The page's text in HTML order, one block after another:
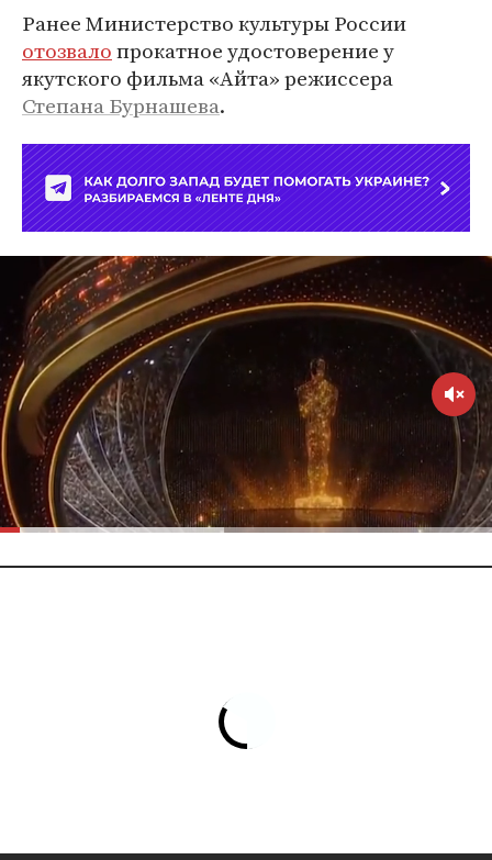
Ранее Министерство культуры России
отозвалопрокатное удостоверение у
якутского фильма «Айта» режиссера
Степана Бурнашева.